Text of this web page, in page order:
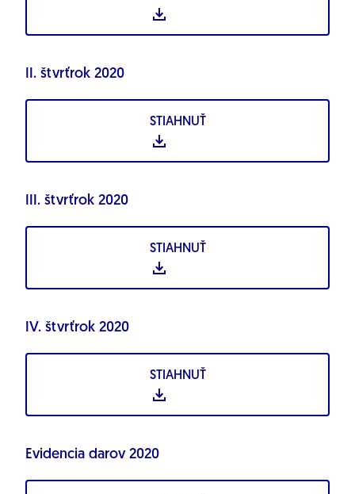
II. štvrťrok 2020
STIAHNUŤ
III. štvrťrok 2020
STIAHNUŤ
IV. štvrťrok 2020
STIAHNUŤ
Evidencia darov 2020